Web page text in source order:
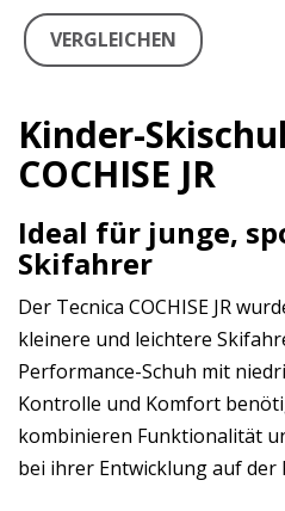
VERGLEICHEN
Kinder-
COCHISE JR
Ideal für junge,
Skifahrer
Der Tecnica COCHISE JR
kleinere und leichtere
Performance-Schuh mit
Kontrolle und Komfort
kombinieren Funktionalität
bei ihrer Entwicklung auf der